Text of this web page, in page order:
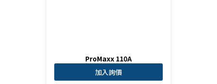
ProMaxx 110A
加入詢價